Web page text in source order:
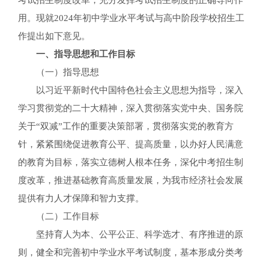
用。现就2024年初中学业水平考试与高中阶段学校招生工
作提出如下意见。
一、指导思想和工作目标
（一）指导思想
以习近平新时代中国特色社会主义思想为指导，深入
学习贯彻党的二十大精神，深入贯彻落实党中央、国务院
关于“双减”工作的重要决策部署，贯彻落实党的教育方
针，紧紧围绕促进教育公平、提高质量，以办好人民满意
的教育为目标，落实立德树人根本任务，深化中考招生制
度改革，推进基础教育高质量发展，为我市经济社会发展
提供有力人才保障和智力支撑。
（二）工作目标
坚持育人为本、公平公正、科学选才、有序推进的原
则，健全和完善初中学业水平考试制度，基本形成分类考